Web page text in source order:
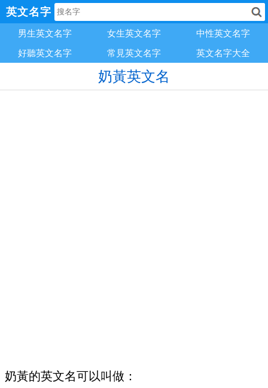
英文名字
男生英文名字 女生英文名字
中性英文名字
好聽英文名字
常見英文名字 英文名字大全
奶黃英文名
奶黃的英文名可以叫做：